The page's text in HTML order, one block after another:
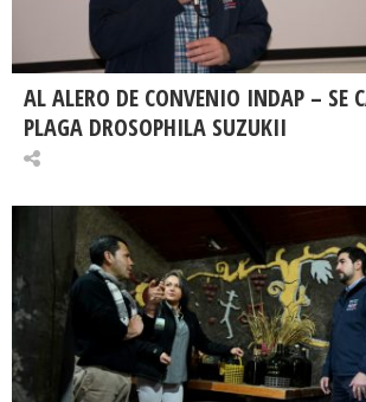
AL ALERO DE CONVENIO INDAP – SE
PLAGA DROSOPHILA SUZUKII